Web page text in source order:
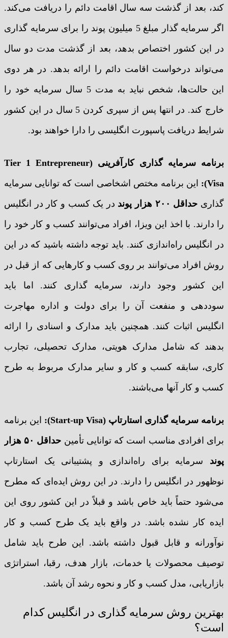
کند، بعد از گذشت سه سال اقامت دائم را دریافت می‌کند.
اگر سرمایه گذار مبلغ 5 میلیون پوند را برای سرمایه گذاری
در این کشور اختصاص بدهد، بعد از گذشت مدت دو سال
می‌تواند درخواست اقامت دائم را ارائه بدهد. در هر دوی
این حالت‌ها، شخص نباید به مدت 5 سال سرمایه خود را
خارج کند. در انتها پس از سپری کردن 5 سال در این کشور
شرایط دریافت پاسپورت انگلیسی را دارا خواهند بود.
برنامه سرمایه گذاری کارآفرینی (Tier 1 Entrepreneur
Visa):
این برنامه مختص اشخاصی است که توانایی سرمایه
گذاری حداقل ۲۰۰ هزار پوند
در یک کسب و کار در انگلیس
را دارند. با اخذ این ویزا، افراد می‌توانند کسب و کار خود را
در انگلیس راه‌اندازی کنند. باید توجه داشته باشید که در این
روش افراد می‌توانند بر روی کسب و کارهایی که از قبل در
این کشور وجود دارند، سرمایه گذاری کنند. اما باید
سوددهی و منفعت آن را برای دولت و اداره مهاجرت
انگلیس اثبات کنند. همچنین باید مدارک و اسنادی را ارائه
بدهند که شامل مدارک هویتی، مدارک تحصیلی، تجارب
کاری، سابقه کسب و کار و سایر مدارک مربوط به طرح
کسب و کار آنها می‌باشند.
برنامه سرمایه گذاری استارتاپ (Start-up Visa):
این برنامه
برای افرادی مناسب است که توانایی تأمین
حداقل ۵۰ هزار
پوند سرمایه برای راه‌اندازی و پشتیبانی یک استارتاپ
نوظهور در انگلیس را دارند. در این روش ایده‌ای که مطرح
می‌شود حتماً باید خاص باشد و قبلاً در این کشور روی این
ایده کار نشده باشد. در واقع باید یک طرح کسب و کار
نوآورانه و قابل قبول داشته باشد. این طرح باید شامل
توصیف محصولات یا خدمات، بازار هدف، رقبا، استراتژی
بازاریابی، مدل کسب و کار و نحوه رشد آن باشد.
بهترین روش سرمایه گذاری در انگلیس کدام
است؟